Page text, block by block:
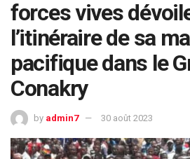
forces vives
l’itinéraire de sa
pacifique dans le
Conakry
by admin7 30 août 2023